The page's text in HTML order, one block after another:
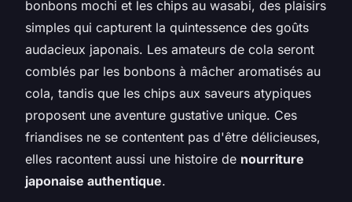
bonbons mochi et les chips au wasabi, des plaisirs
simples qui capturent la quintessence des goûts
audacieux japonais. Les amateurs de cola seront
comblés par les bonbons à mâcher aromatisés au
cola, tandis que les chips aux saveurs atypiques
proposent une aventure gustative unique. Ces
friandises ne se contentent pas d'être délicieuses,
elles racontent aussi une histoire de nourriture
japonaise authentique.